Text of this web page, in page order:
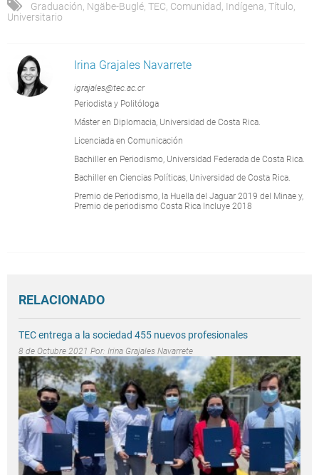
Graduación, Ngäbe-Buglé, TEC, Comunidad, Indígena, Título,
Universitario
Irina Grajales Navarrete
igrajales@tec.ac.cr
Periodista y Politóloga
Máster en Diplomacia, Universidad de Costa Rica.
Licenciada en Comunicación
Bachiller en Periodismo, Universidad Federada de Costa Rica.
Bachiller en Ciencias Políticas, Universidad de Costa Rica.
Premio de Periodismo, la Huella del Jaguar 2019 del Minae y,
Premio de periodismo Costa Rica Incluye 2018
RELACIONADO
TEC entrega a la sociedad 455 nuevos profesionales
8 de Octubre 2021 Por: Irina Grajales Navarrete